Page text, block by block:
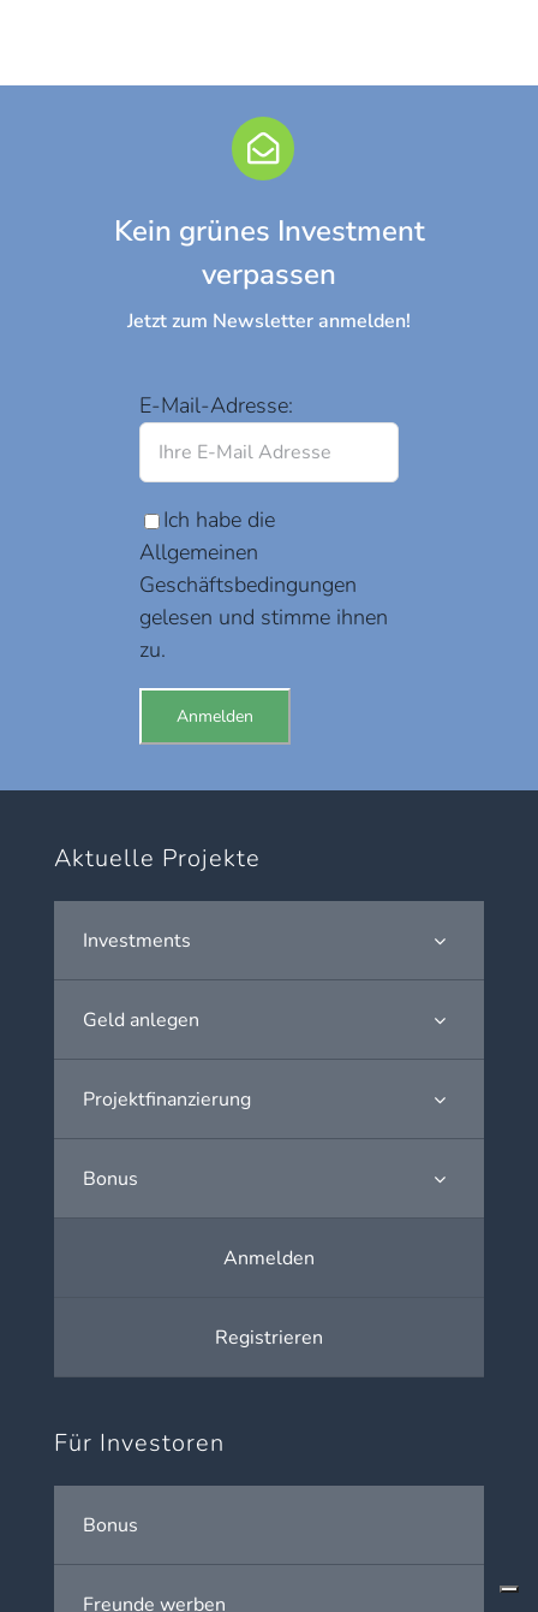
Kein grünes Investment
verpassen
Jetzt zum Newsletter anmelden!
E-Mail-Adresse:
Ich habe die
Allgemeinen
Geschäftsbedingungen
gelesen und stimme ihnen
zu.
Aktuelle Projekte
Investments
Geld anlegen
Projektfinanzierung
Bonus
Anmelden
Registrieren
Für Investoren
Bonus
Freunde werben